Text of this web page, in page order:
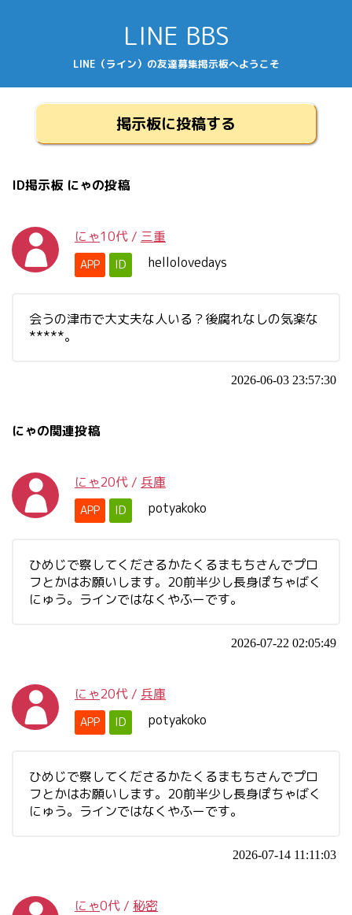
LINE BBS
LINE（ライン）の友達募集掲示板へようこそ
掲示板に投稿する
ID掲示板 にゃの投稿
にゃ10代 / 三重
APP ID hellolovedays
会うの津市で大丈夫な人いる？後腐れなしの気楽な
*****。
2026-06-03 23:57:30
にゃの関連投稿
にゃ20代 / 兵庫
APP ID potyakoko
ひめじで察してくださるかたくるまもちさんでプロ
フとかはお願いします。20前半少し長身ぽちゃばく
にゅう。ラインではなくやふーです。
2026-07-22 02:05:49
にゃ20代 / 兵庫
APP ID potyakoko
ひめじで察してくださるかたくるまもちさんでプロ
フとかはお願いします。20前半少し長身ぽちゃばく
にゅう。ラインではなくやふーです。
2026-07-14 11:11:03
にゃ0代 / 秘密